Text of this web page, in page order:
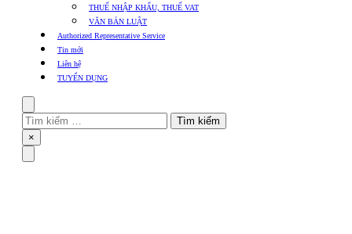
hàng
Kinh
THUẾ NHẬP KHẨU, THUẾ VAT
VĂN BẢN LUẬT
Authorized Representative Service
Tin mới
Liên hệ
TUYỂN DỤNG
Tìm
kiếm
cho:
Close
×